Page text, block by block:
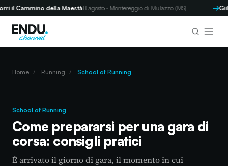
della Maestà8 agosto · Montereggio di Mulazzo (MS) GiiR
Home / Running / School of Running
School of Running
Come prepararsi per una gara di
corsa: consigli pratici
È arrivato il giorno di gara, il momento in cui